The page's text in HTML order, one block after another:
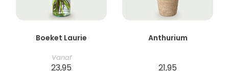
Boeket Laurie
Vanaf
23,95
Anthurium
21,95